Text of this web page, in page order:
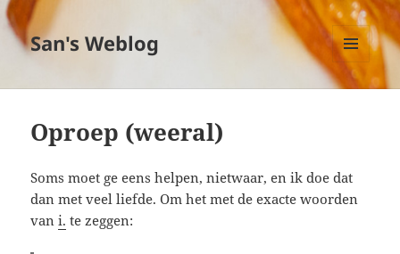
San's Weblog
MENU
EN
Oproep (weeral)
Soms moet ge eens helpen, nietwaar, en ik doe dat
dan met veel liefde. Om het met de exacte woorden
vani. te zeggen: